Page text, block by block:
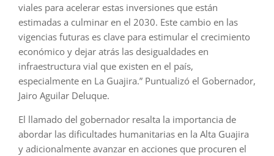
viales para acelerar estas inversiones que están
estimadas a culminar en el 2030. Este cambio en las
vigencias futuras es clave para estimular el crecimiento
económico y dejar atrás las desigualdades en
infraestructura vial que existen en el país,
especialmente en La Guajira.” Puntualizó el Gobernador,
Jairo Aguilar Deluque.
El llamado del gobernador resalta la importancia de
abordar las dificultades humanitarias en la Alta Guajira
y adicionalmente avanzar en acciones que procuren el